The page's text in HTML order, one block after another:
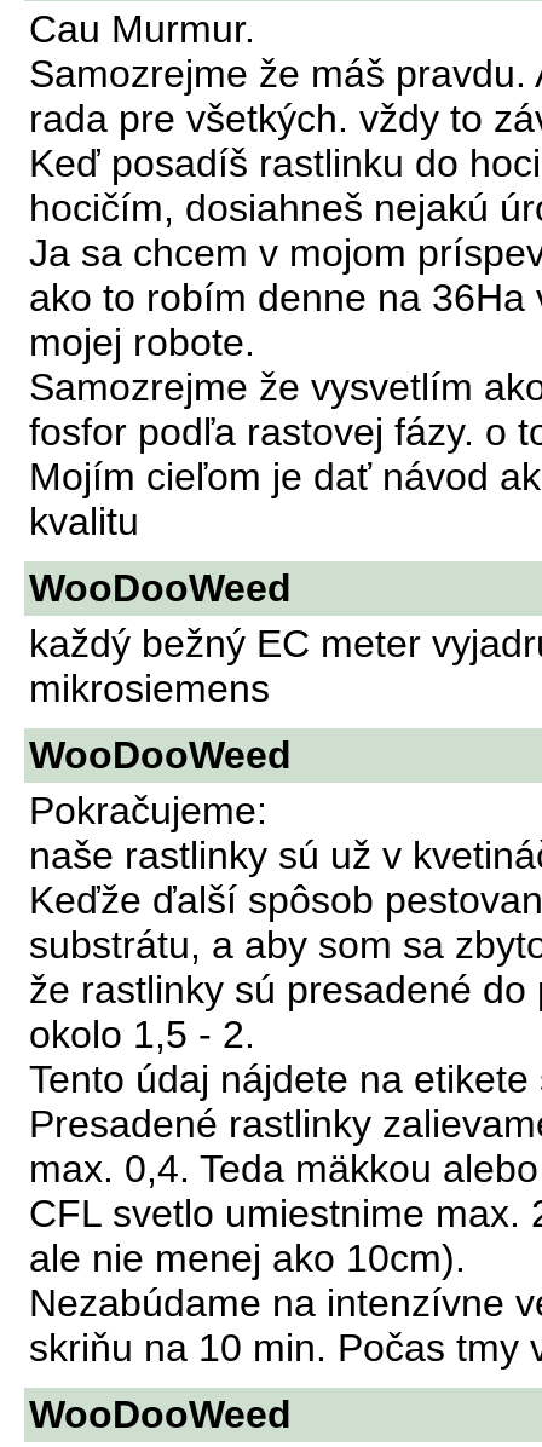
Cau Murmur.
Samozrejme že máš
rada pre všetkých. vždy to
Keď posadíš rastlinku do
hocičím, dosiahneš nejakú
Ja sa chcem v mojom
ako to robím denne na
mojej robote.
Samozrejme že vysvetlím
fosfor podľa rastovej fázy. o
Mojím cieľom je dať návod
kvalitu
WooDooWeed
každý bežný EC meter
mikrosiemens
WooDooWeed
Pokračujeme:
naše rastlinky sú už v
Keďže ďalší spôsob
substrátu, a aby som sa
že rastlinky sú presadené
okolo 1,5 - 2.
Tento údaj nájdete na
Presadené rastlinky
max. 0,4. Teda mäkkou
CFL svetlo umiestnime max.
ale nie menej ako 10cm).
Nezabúdame na intenzívne
skriňu na 10 min. Počas tmy
WooDooWeed